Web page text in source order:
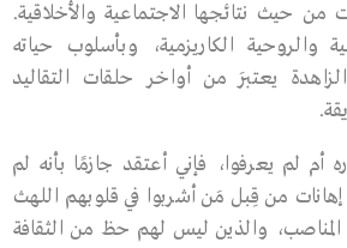
حيث نتائجها الاجتماعية والأخلاقية.
الكاريزمية، وبأسلوب حياته
يعتبَر من أواخر حلقات التقاليد
لم يعرفوا، فإني أعتقد جازمًا بأنه لم
من قِبل مَن أشربوا في قلوبهم اللهث
المناصب، والذين ليس لهم حظ من الثقافة